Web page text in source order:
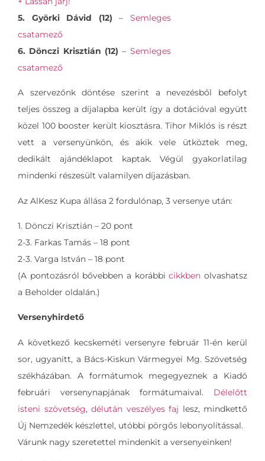
5. Györki Dávid (12) – Semleges
csatamező
6. Dönczi Krisztián (12) – Semleges
csatamező
A szervezőnk döntése szerint a nevezésből befolyt
teljes összeg a díjalapba került így a dotációval együtt
közel 100 booster került kiosztásra. Tihor Miklós is részt
vett a versenyünkön, és akik vele ütköztek meg,
dedikált ajándéklapot kaptak. Végül gyakorlatilag
mindenki részesült valamilyen díjazásban.
Az AlKesz Kupa állása 2 fordulónap, 3 versenye után:
1. Dönczi Krisztián – 20 pont
2-3. Farkas Tamás – 18 pont
2-3. Varga István – 18 pont
(A pontozásról bővebben a korábbicikkben olvashatsz
a Beholder oldalán.)
Versenyhirdető
A következő kecskeméti versenyre február 11-én kerül
sor, ugyanitt, a Bács-Kiskun Vármegyei Mg. Szövetség
székházában. A formátumok megegyeznek a Kiadó
februári versenynapjának formátumaival. Délelőtt
isteni szövetség, délután veszélyes faj lesz, mindkettő
Új Nemzedék készlettel, utóbbi pörgős lebonyolítással.
Várunk nagy szeretettel mindenkit a versenyeinken!